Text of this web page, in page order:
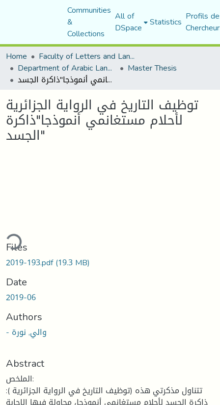
Communities
&
Collections
All of
DSpace Statistics Profils
Home
Faculty of Letters and Languages
Department of Arabic Language and Literature Master Thesis
توظيف التاريخ في الرواية الجزائرية لأحلام مستغانمي أنموذجا"ذاكرة الجسد"
توظيف التاريخ في الرواية الجزائرية
لأحلام مستغانمي أنموذجا"ذاكرة
الجسد"
Files
2019-193.pdf(19.3 MB)
Date
2019-06
Authors
- والي, نورة
Abstract
الملخص:
تتناول مذكرتي هذه (توظيف التاريخ في الرواية الجزائرية ):